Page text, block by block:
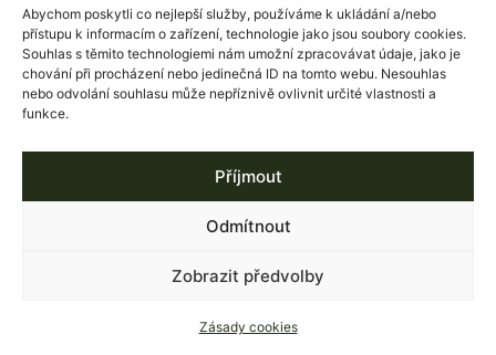
Abychom poskytli co nejlepší služby, používáme k ukládání a/nebo
přístupu k informacím o zařízení, technologie jako jsou soubory cookies.
Souhlas s těmito technologiemi nám umožní zpracovávat údaje, jako je
chování při procházení nebo jedinečná ID na tomto webu. Nesouhlas
nebo odvolání souhlasu může nepříznivě ovlivnit určité vlastnosti a
funkce.
Příjmout
Odmítnout
Zobrazit předvolby
Zásady cookies